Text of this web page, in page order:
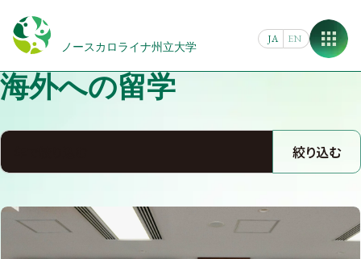
content
ノースカロライナ州立大学
JA EN
海外への留学
絞り込む